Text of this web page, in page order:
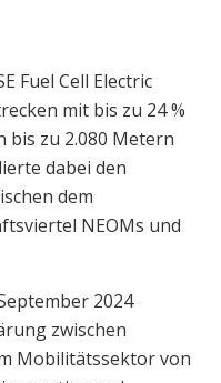
Fuel Cell Electric
mit bis zu 24 %
bis zu 2.080 Metern
dabei den
dem
NEOMs und
2024
zwischen
Mobilitätssektor von